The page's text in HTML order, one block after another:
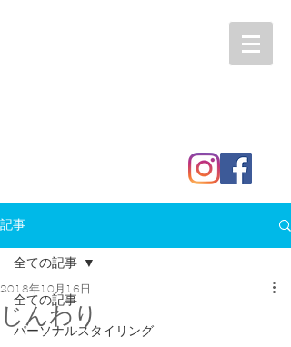
記事
全ての記事
パーソナルスタイリング
全ての記事
じんわり
2018年10月16日